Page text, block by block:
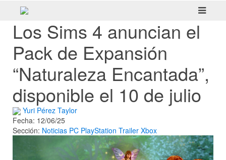
Los Sims 4 anuncian el
Pack de Expansión
“Naturaleza Encantada”,
disponible el 10 de julio
Yuri Pérez Taylor
Fecha: 12/06/25
Sección: Noticias PC PlayStation Trailer Xbox